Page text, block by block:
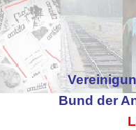
Bund der